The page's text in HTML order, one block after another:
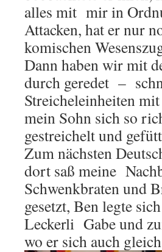
alles mit mir in
Attacken, hat er nur
komischen
Dann haben wir mit
durch geredet –
Streicheleinheiten
mein Sohn sich so
gestreichelt und
Zum nächsten
dort saß meine
Schwenkbraten und
gesetzt, Ben legte
Leckerli Gabe und
wo er sich auch